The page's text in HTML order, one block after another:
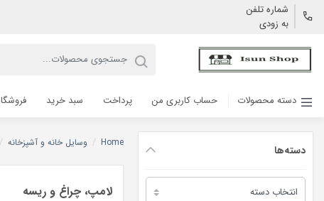
شماره تلفن
به زودی
دسته محصولات حساب کاربری من پرداخت سبد خرید
دسته‌ها
دسته‌ها
Home
/ وسایل خانه و آشپزخانه /
لامپ، چراغ و ریسه